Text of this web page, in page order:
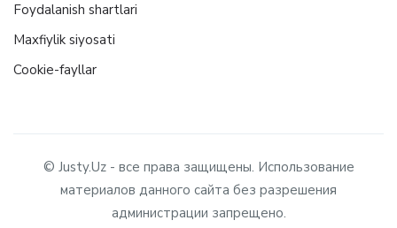
Foydalanish shartlari
Maxfiylik siyosati
Cookie-fayllar
© Justy.Uz - все права защищены. Использование
материалов данного сайта без разрешения
администрации запрещено.